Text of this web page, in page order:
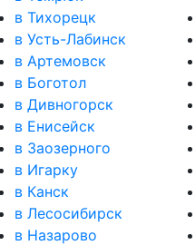
в Тихорецк
в Усть-Лабинск
в Артемовск
в Боготол
в Дивногорск
в Енисейск
в Заозерного
в Игарку
в Канск
в Лесосибирск
в Назарово